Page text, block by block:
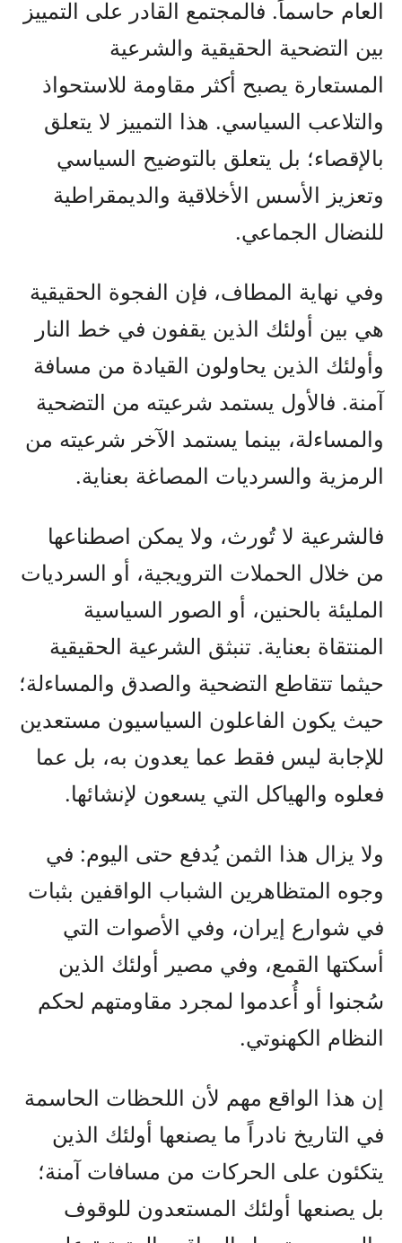
العام حاسماً. فالمجتمع القادر على التمييز
بين التضحية الحقيقية والشرعية
المستعارة يصبح أكثر مقاومة للاستحواذ
والتلاعب السياسي. هذا التمييز لا يتعلق
بالإقصاء؛ بل يتعلق بالتوضيح السياسي
وتعزيز الأسس الأخلاقية والديمقراطية
للنضال الجماعي.
وفي نهاية المطاف، فإن الفجوة الحقيقية
هي بين أولئك الذين يقفون في خط النار
وأولئك الذين يحاولون القيادة من مسافة
آمنة. فالأول يستمد شرعيته من التضحية
والمساءلة، بينما يستمد الآخر شرعيته من
الرمزية والسرديات المصاغة بعناية.
فالشرعية لا تُورث، ولا يمكن اصطناعها
من خلال الحملات الترويجية، أو السرديات
المليئة بالحنين، أو الصور السياسية
المنتقاة بعناية. تنبثق الشرعية الحقيقية
حيثما تتقاطع التضحية والصدق والمساءلة؛
حيث يكون الفاعلون السياسيون مستعدين
للإجابة ليس فقط عما يعدون به، بل عما
فعلوه والهياكل التي يسعون لإنشائها.
ولا يزال هذا الثمن يُدفع حتى اليوم: في
وجوه المتظاهرين الشباب الواقفين بثبات
في شوارع إيران، وفي الأصوات التي
أسكتها القمع، وفي مصير أولئك الذين
سُجنوا أو أُعدموا لمجرد مقاومتهم لحكم
النظام الكهنوتي.
إن هذا الواقع مهم لأن اللحظات الحاسمة
في التاريخ نادراً ما يصنعها أولئك الذين
يتكئون على الحركات من مسافات آمنة؛
بل يصنعها أولئك المستعدون للوقوف